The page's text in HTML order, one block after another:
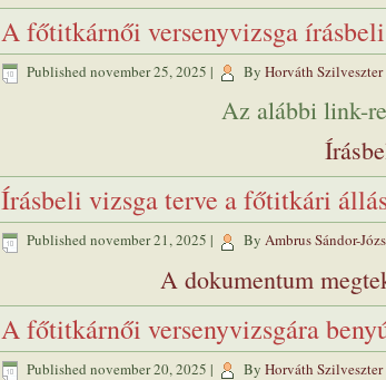
A főtitkárnői versenyvizsga
Published november 25, 2025 | By Horváth Szilveszter
Az alábbi link-
Írásbeli vizsga terve a főtitkári
Published november 21, 2025 | By Ambrus Sándor-
A dokumentum
A főtitkárnői versenyvizsgára
Published november 20, 2025 | By Horváth Szilveszter